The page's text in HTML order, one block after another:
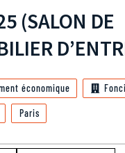
(SALON DE
économique
Paris